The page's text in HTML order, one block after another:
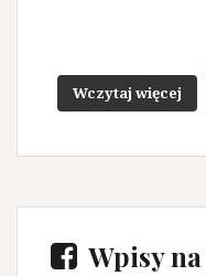
Wczytaj więcej
Wpisy